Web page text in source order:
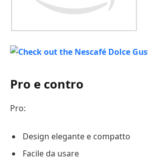
Pro e contro
Pro:
Design elegante e compatto
Facile da usare